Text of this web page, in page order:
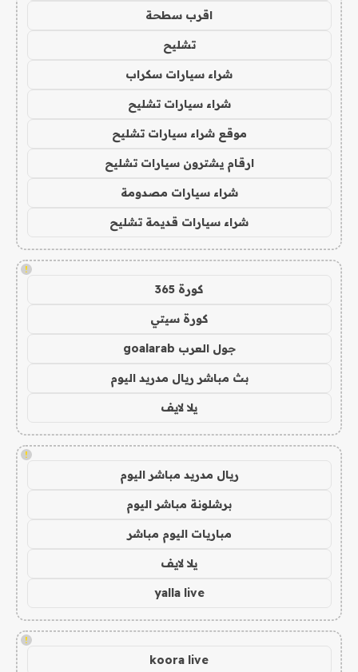
اقرب سطحة
تشليح
شراء سيارات سكراب
شراء سيارات تشليح
موقع شراء سيارات تشليح
ارقام يشترون سيارات تشليح
شراء سيارات مصدومة
شراء سيارات قديمة تشليح
!
كورة 365
كورة سيتي
جول العرب goalarab
بث مباشر ريال مدريد اليوم
يلا لايف
!
ريال مدريد مباشر اليوم
برشلونة مباشر اليوم
مباريات اليوم مباشر
يلا لايف
yalla live
!
koora live